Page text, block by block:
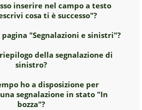
inserire nel campo a testo
cosa ti è successo"?
pagina "Segnalazioni e sinistri"?
della segnalazione di
sinistro?
ho a disposizione per
segnalazione in stato "In
bozza"?